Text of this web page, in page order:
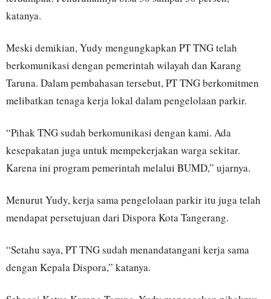
katanya.
Meski demikian, Yudy mengungkapkan PT TNG telah
berkomunikasi dengan pemerintah wilayah dan Karang
Taruna. Dalam pembahasan tersebut, PT TNG berkomitmen
melibatkan tenaga kerja lokal dalam pengelolaan parkir.
“Pihak TNG sudah berkomunikasi dengan kami. Ada
kesepakatan juga untuk mempekerjakan warga sekitar.
Karena ini program pemerintah melalui BUMD,” ujarnya.
Menurut Yudy, kerja sama pengelolaan parkir itu juga telah
mendapat persetujuan dari Dispora Kota Tangerang.
“Setahu saya, PT TNG sudah menandatangani kerja sama
dengan Kepala Dispora,” katanya.